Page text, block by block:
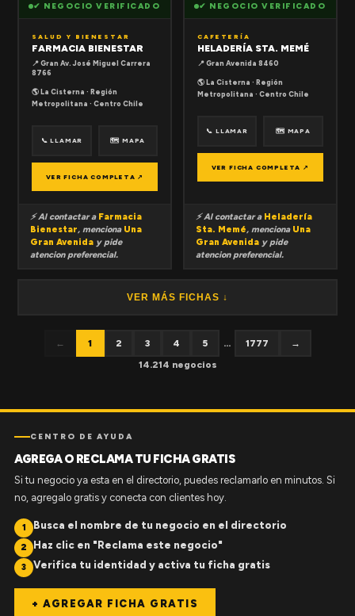
✔ NEGOCIO VERIFICADO
SALUD Y BIENESTAR
FARMACIA BIENESTAR
📍 Gran Av. José Miguel Carrera
8766
🌎 La Cisterna · Región
Metropolitana · Centro Chile
📞 LLAMAR 🗺 MAPA
VER FICHA COMPLETA ↗
⚡ Al contactar a Farmacia
Bienestar, menciona Una
Gran Avenida y pide
atencion preferencial.
✔ NEGOCIO VERIFICADO
CAFETERÍA
HELADERÍA STA. MEMÉ
📍 Gran Avenida 8460
🌎 La Cisterna · Región
Metropolitana · Centro Chile
📞 LLAMAR 🗺 MAPA
VER FICHA COMPLETA ↗
⚡ Al contactar a Heladería
Sta. Memé, menciona Una
Gran Avenida y pide
atencion preferencial.
VER MÁS FICHAS ↓
← 1 2 3 4 5 ... 1777
→
14.214 negocios
CENTRO DE AYUDA
AGREGA O RECLAMA TU FICHA GRATIS
Si tu negocio ya esta en el directorio, puedes reclamarlo en minutos. Si
no, agregalo gratis y conecta con clientes hoy.
1 Busca el nombre de tu negocio en el directorio
2 Haz clic en "Reclama este negocio"
3 Verifica tu identidad y activa tu ficha gratis
+ AGREGAR FICHA GRATIS